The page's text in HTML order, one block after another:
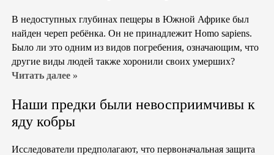
В недоступных глубинах пещеры в Южной Африке был
найден череп ребёнка. Он не принадлежит Homo sapiens.
Было ли это одним из видов погребения, означающим, что
другие виды людей также хоронили своих умерших?
Читать далее »
Наши предки были невосприимчивы к
яду кобры
Исследователи предполагают, что первоначальная защита